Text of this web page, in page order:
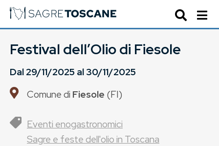
Festival dell’Olio di Fiesole
Dal29/11/2025 al30/11/2025
Comune di Fiesole (FI)
Eventi enogastronomici
Sagre e feste dell'olio in Toscana